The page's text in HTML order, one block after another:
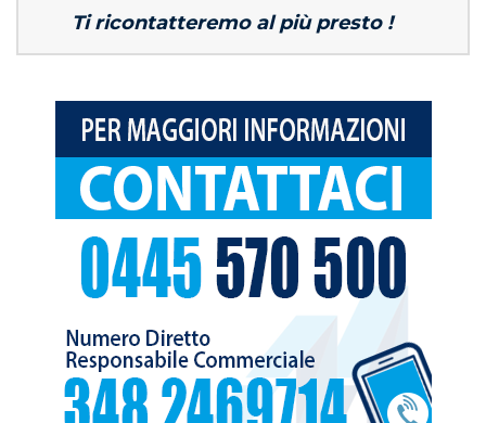
Ti ricontatteremo al più presto !